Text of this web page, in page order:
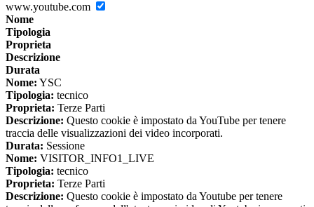
www.youtube.com
Nome
Tipologia
Proprieta
Descrizione
Durata
Nome: YSC
Tipologia: tecnico
Proprieta: Terze Parti
Descrizione: Questo cookie è impostato da YouTube per tenere
traccia delle visualizzazioni dei video incorporati.
Durata: Sessione
Nome: VISITOR_INFO1_LIVE
Tipologia: tecnico
Proprieta: Terze Parti
Descrizione: Questo cookie è impostato da Youtube per tenere